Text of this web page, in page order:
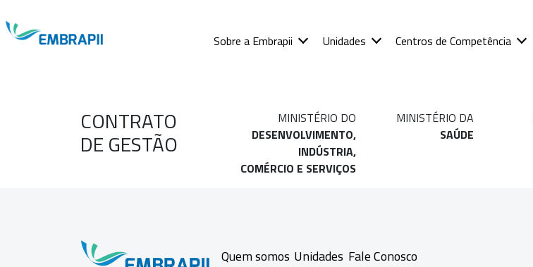
Sobre a Embrapii Unidades Centros de Competência
CONTRATO
DE GESTÃO
MINISTÉRIO DO
DESENVOLVIMENTO,
INDÚSTRIA,
COMÉRCIO E SERVIÇOS
MINISTÉRIO DA
SAÚDE
Quem somos Unidades Fale Conosco